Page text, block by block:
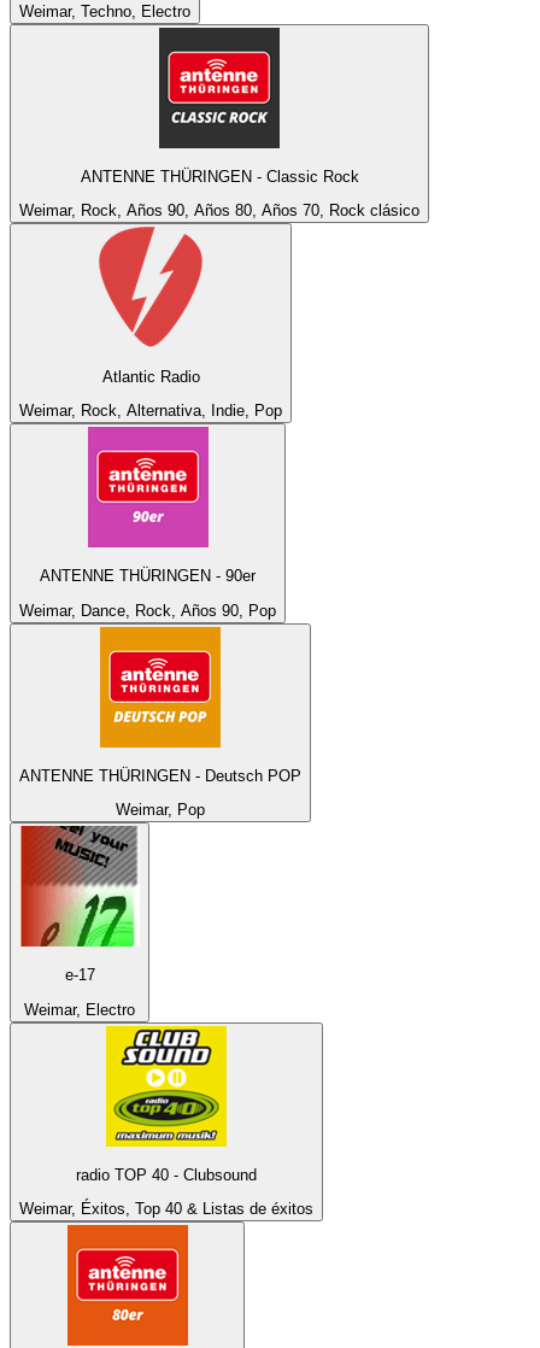
Weimar, Techno, Electro
ANTENNE THÜRINGEN - Classic Rock
Weimar, Rock, Años 90, Años 80, Años 70, Rock clásico
Atlantic Radio
Weimar, Rock, Alternativa, Indie, Pop
ANTENNE THÜRINGEN - 90er
Weimar, Dance, Rock, Años 90, Pop
ANTENNE THÜRINGEN - Deutsch POP
Weimar, Pop
e-17
Weimar, Electro
radio TOP 40 - Clubsound
Weimar, Éxitos, Top 40 & Listas de éxitos